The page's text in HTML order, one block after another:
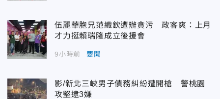
伍麗華胞兄范織欽遭辦貪污 政客爽：上月
才力挺賴瑞隆成立後援會
9小時前 要聞
影/新北三峽男子債務糾紛遭開槍 警桃園
攻堅逮3嫌